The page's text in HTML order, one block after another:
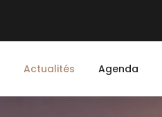
Actualités Agenda